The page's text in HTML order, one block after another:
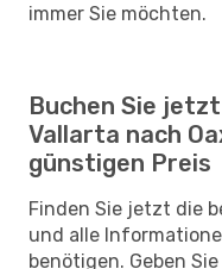
immer Sie möchten.
Buchen Sie
Vallarta nach
günstigen Preis
Finden Sie jetzt die
und alle
benötigen. Geben